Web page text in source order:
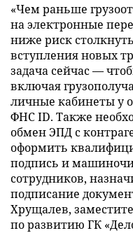
«Чем раньше
на электронные
ниже риск
вступления новых
задача сейчас —
включая
личные кабинеты у
ФНС ID. Также
обмен ЭПД с
оформить
подпись и
сотрудников,
подписание
Хрущалев,
по развитию ГК